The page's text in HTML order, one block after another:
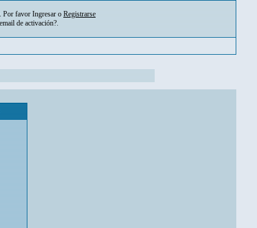
. Por favor Ingresar o Registrarse
email de activación?.